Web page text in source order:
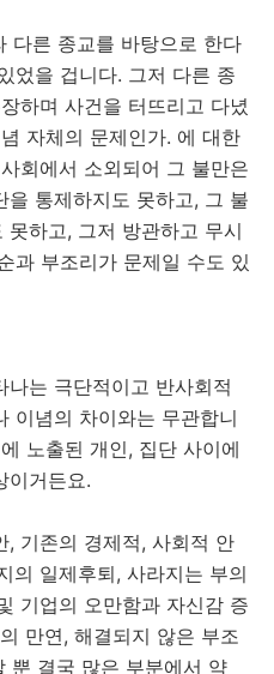
다른 종교를 바탕으로 한다
었을 겁니다. 그저 다른 종
하며 사건을 터뜨리고 다녔
자체의 문제인가. 에 대한
회에서 소외되어 그 불만은
통제하지도 못하고, 그 불
하고, 그저 방관하고 무시
과 부조리가 문제일 수도 있
는 극단적이고 반사회적
이념의 차이와는 무관합니
노출된 개인, 집단 사이에
이거든요.
, 기존의 경제적, 사회적 안
의 일제후퇴, 사라지는 부의
기업의 오만함과 자신감 증
만연, 해결되지 않은 부조
뿐 결국 많은 부분에서 약